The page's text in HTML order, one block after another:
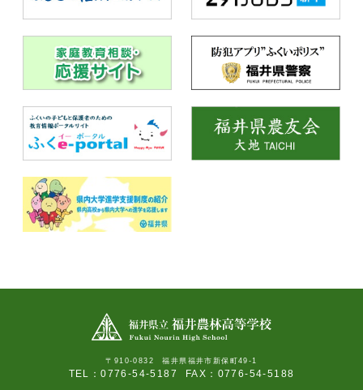
〒910-0832 福井県福井市新保町49-1
TEL：0776-54-5187 FAX：0776-54-5188